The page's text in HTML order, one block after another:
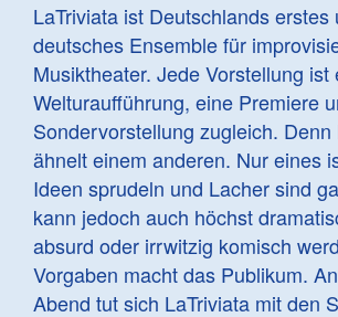
LaTriviata ist Deutschlands erstes
deutsches Ensemble für
Musiktheater. Jede Vorstellung ist
Welturaufführung, eine Premiere
Sondervorstellung zugleich. Denn
ähnelt einem anderen. Nur eines
Ideen sprudeln und Lacher sind
kann jedoch auch höchst
absurd oder irrwitzig komisch
Vorgaben macht das Publikum.
Abend tut sich LaTriviata mit den